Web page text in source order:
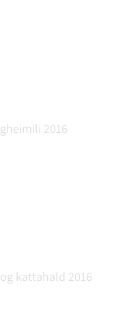
2016
kattahald 2016